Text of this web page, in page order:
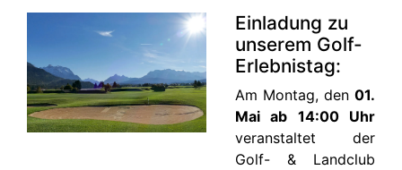
Einladung zu
unserem Golf-
Erlebnistag:
Am Montag, den 01.
Mai ab 14:00 Uhr
veranstaltet der
Golf- & Landclub